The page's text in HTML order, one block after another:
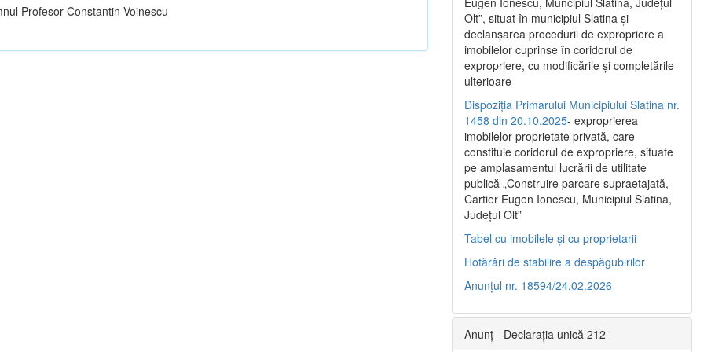
Profesor Constantin Voinescu
Olt”, situat în municipiul Slatina şi
declanşarea procedurii de expropriere a
imobilelor cuprinse în coridorul de
expropriere, cu modificările şi completările
ulterioare
Dispoziția Primarului Municipiului Slatina nr.
1458 din 20.10.2025- exproprierea
imobilelor proprietate privată, care
constituie coridorul de expropriere, situate
pe amplasamentul lucrării de utilitate
publică „Construire parcare supraetajată,
Cartier Eugen Ionescu, Municipiul Slatina,
Județul Olt”
Tabel cu imobilele și cu proprietarii
Hotărâri de stabilire a despăgubirilor
Anunțul nr. 18594/24.02.2026
Anunț - Declarația unică 212